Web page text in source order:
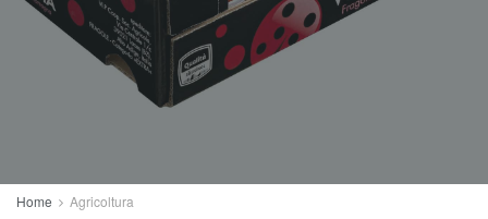
Home Agricoltura